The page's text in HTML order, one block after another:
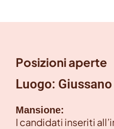
Posizioni aperte
Luogo:
Mansione:
I candidati inseriti